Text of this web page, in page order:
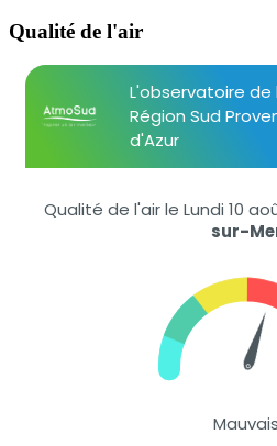
Qualité de l'air